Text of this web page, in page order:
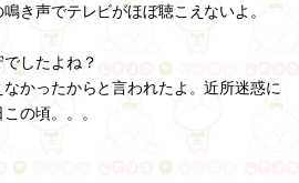
き声でテレビがほぼ聴こえないよ。
したよね？
かったからと言われたよ。近所迷惑に
の頃。。。